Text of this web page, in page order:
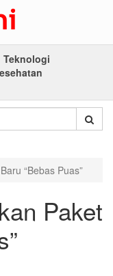
Teknologi
“Bebas Puas”
Paket